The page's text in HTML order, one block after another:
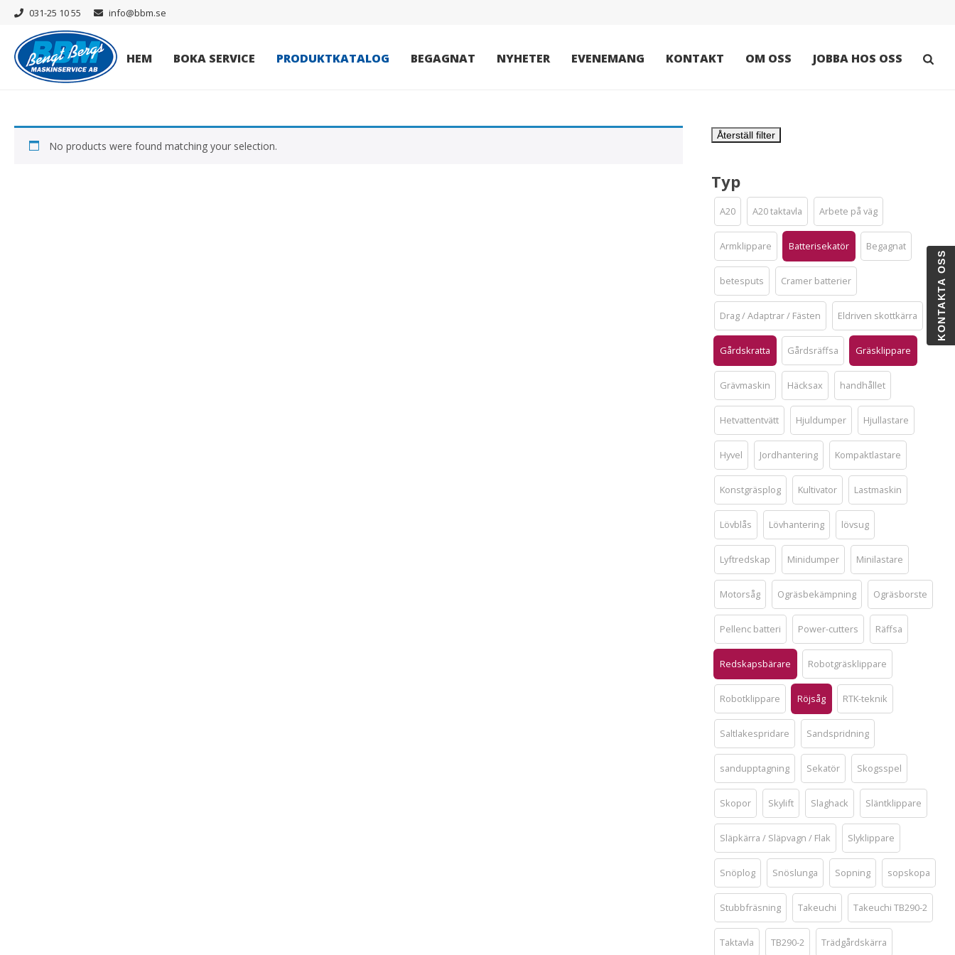
031-25 10 55 info@bbm.se
HEM BOKA SERVICE PRODUKTKATALOG BEGAGNAT NYHETER EVENEMANG KONTAKT OM OSS JOBBA HOS OSS
No products were found matching your selection.
Återställ filter
Typ
A20 A20 taktavla Arbete på väg
Armklippare Batterisekatör Begagnat
betesputs Cramer batterier
Drag / Adaptrar / Fästen Eldriven skottkärra
Gårdskratta Gårdsräffsa Gräsklippare
Grävmaskin Häcksax handhållet
Hetvattentvätt Hjuldumper Hjullastare
Hyvel Jordhantering Kompaktlastare
Konstgräsplog Kultivator Lastmaskin
Lövblås Lövhantering lövsug
Lyftredskap Minidumper Minilastare
Motorsåg Ogräsbekämpning Ogräsborste
Pellenc batteri Power-cutters Räffsa
Redskapsbärare Robotgräsklippare
Robotklippare Röjsåg RTK-teknik
Saltlakespridare Sandspridning
sandupptagning Sekatör Skogsspel
Skopor Skylift Slaghack Släntklippare
Släpkärra / Släpvagn / Flak Slyklippare
Snöplog Snöslunga Sopning sopskopa
Stubbfräsning Takeuchi Takeuchi TB290-2
Taktavla TB290-2 Trädgårdskärra
KONTAKTA OSS